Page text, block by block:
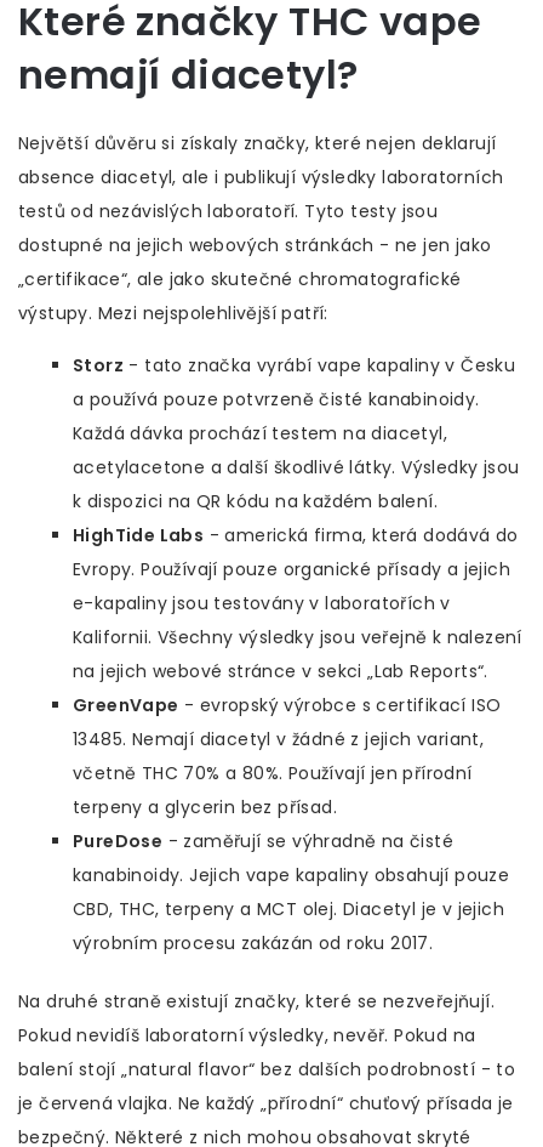
Které značky THC vape
nemají diacetyl?
Největší důvěru si získaly značky, které nejen deklarují
absence diacetyl, ale i publikují výsledky laboratorních
testů od nezávislých laboratoří. Tyto testy jsou
dostupné na jejich webových stránkách - ne jen jako
„certifikace“, ale jako skutečné chromatografické
výstupy. Mezi nejspolehlivější patří:
Storz - tato značka vyrábí vape kapaliny v Česku
a používá pouze potvrzeně čisté kanabinoidy.
Každá dávka prochází testem na diacetyl,
acetylacetone a další škodlivé látky. Výsledky jsou
k dispozici na QR kódu na každém balení.
HighTide Labs - americká firma, která dodává do
Evropy. Používají pouze organické přísady a jejich
e-kapaliny jsou testovány v laboratořích v
Kalifornii. Všechny výsledky jsou veřejně k nalezení
na jejich webové stránce v sekci „Lab Reports“.
GreenVape - evropský výrobce s certifikací ISO
13485. Nemají diacetyl v žádné z jejich variant,
včetně THC 70% a 80%. Používají jen přírodní
terpeny a glycerin bez přísad.
PureDose - zaměřují se výhradně na čisté
kanabinoidy. Jejich vape kapaliny obsahují pouze
CBD, THC, terpeny a MCT olej. Diacetyl je v jejich
výrobním procesu zakázán od roku 2017.
Na druhé straně existují značky, které se nezveřejňují.
Pokud nevidíš laboratorní výsledky, nevěř. Pokud na
balení stojí „natural flavor“ bez dalších podrobností - to
je červená vlajka. Ne každý „přírodní“ chuťový přísada je
bezpečný. Některé z nich mohou obsahovat skryté